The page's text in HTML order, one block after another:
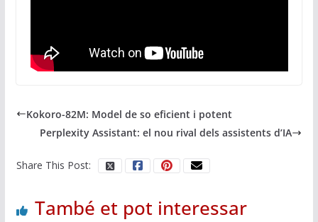
Kokoro-82M: Model de so eficient i potent
Perplexity Assistant: el nou rival dels assistents d’IA
Share This Post:
També et pot interessar